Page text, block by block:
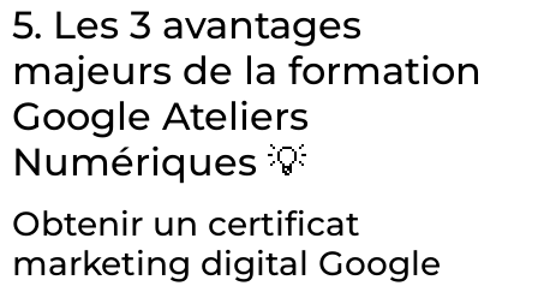
5. Les 3 avantages
majeurs de la formation
Google Ateliers
Numériques 💡
Obtenir un certificat
marketing digital Google